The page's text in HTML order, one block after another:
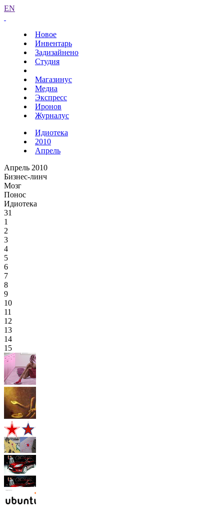
EN
Новое
Инвентарь
Задизайнено
Студия
Магазинус
Медиа
Экспресс
Иронов
Журналус
Идиотека
2010
Апрель
Апрель 2010
Бизнес-линч
Мозг
Понос
Идиотека
31
1
2
3
4
5
6
7
8
9
10
11
12
13
14
15